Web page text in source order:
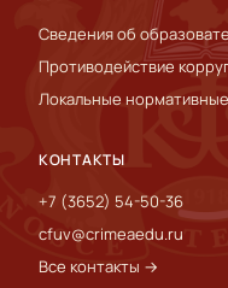
Сведения об
Противодействие
Локальные
КОНТАКТЫ
+7 (3652) 54-50-36
cfuv@crimeaedu.ru
Все контакты →